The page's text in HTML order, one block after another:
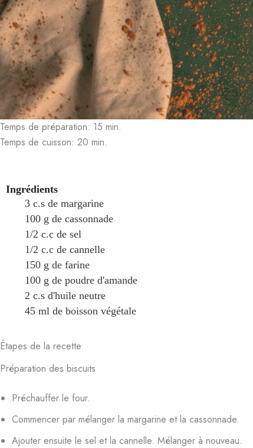
Temps de préparation: 15 min.
Temps de cuisson: 20 min.
Ingrédients
3 c.s de margarine
100 g de cassonnade
1/2 c.c de sel
1/2 c.c de cannelle
150 g de farine
100 g de poudre d'amande
2 c.s d'huile neutre
45 ml de boisson végétale
Étapes de la recette
Préparation des biscuits
Préchauffer le four.
Commencer par mélanger la margarine et la cassonnade.
Ajouter ensuite le sel et la cannelle. Mélanger à nouveau.